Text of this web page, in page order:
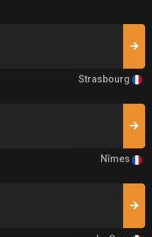
Strasbourg
Nîmes